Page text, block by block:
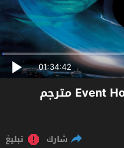
01:34:42
شارك تبليغ